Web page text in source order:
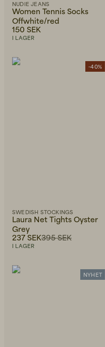
NUDIE JEANS
Women Tennis Socks
Offwhite/red
150 SEK
I LAGER
-40%
SWEDISH STOCKINGS
Laura Net Tights Oyster
Grey
395 SEK
237 SEK
I LAGER
NYHET